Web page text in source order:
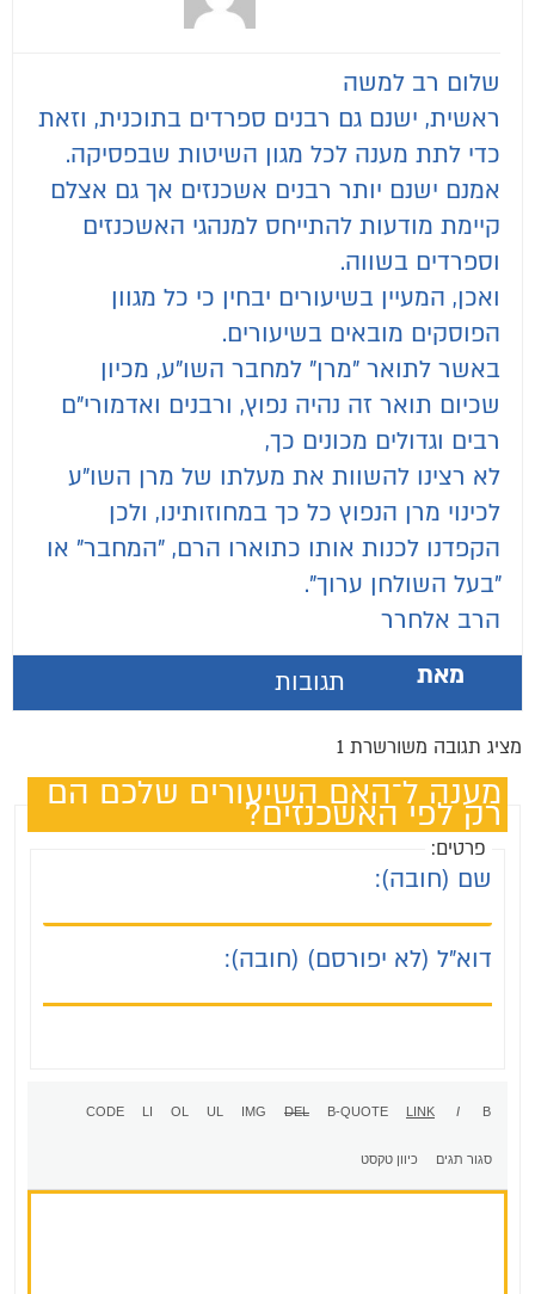
שלום רב למשה
ראשית, ישנם גם רבנים ספרדים בתוכנית, וזאת
כדי לתת מענה לכל מגון השיטות שבפסיקה.
אמנם ישנם יותר רבנים אשכנזים אך גם אצלם
קיימת מודעות להתייחס למנהגי האשכנזים
וספרדים בשווה.
ואכן, המעיין בשיעורים יבחין כי כל מגוון
הפוסקים מובאים בשיעורים.
באשר לתואר "מרן" למחבר השו"ע, מכיון
שכיום תואר זה נהיה נפוץ, ורבנים ואדמורי"ם
רבים וגדולים מכונים כך,
לא רצינו להשוות את מעלתו של מרן השו"ע
לכינוי מרן הנפוץ כל כך במחוזותינו, ולכן
הקפדנו לכנות אותו כתוארו הרם, "המחבר" או
"בעל השולחן ערוך".
הרב אלחרר
מאת
תגובות
מציג תגובה משורשרת 1
מענה ל־האם השיעורים שלכם הם
רק לפי האשכנזים?
פרטים:
שם (חובה):
דוא"ל (לא יפורסם) (חובה):